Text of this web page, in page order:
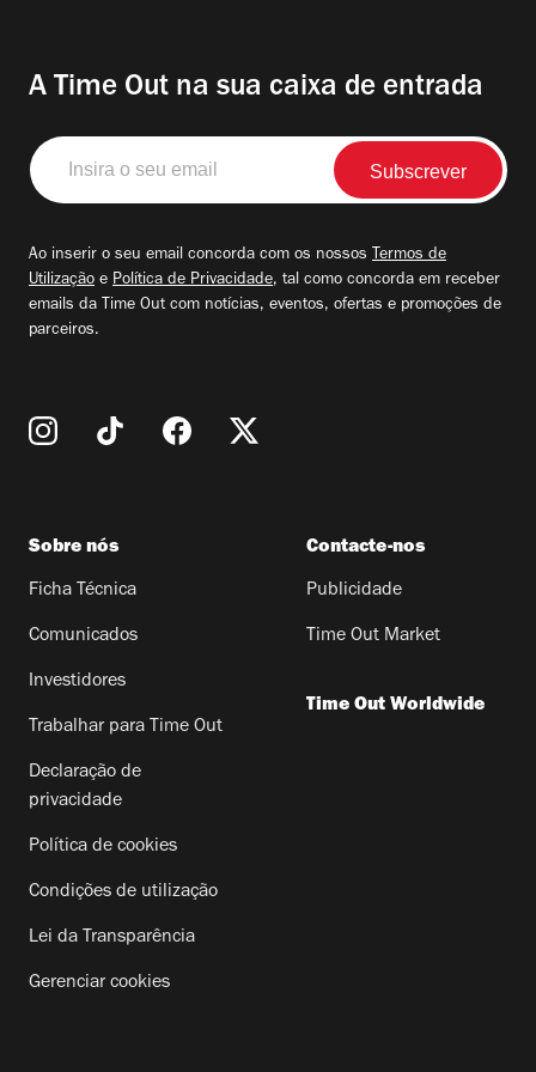
A Time Out na sua caixa de entrada
Insira
o
seu
Ao inserir o seu email concorda com os nossos Termos de
Utilização e Política de Privacidade, tal como concorda em receber
emails da Time Out com notícias, eventos, ofertas e promoções de
parceiros.
Sobre nós
Ficha Técnica
Comunicados
Investidores
Trabalhar para Time Out
Declaração de
privacidade
Política de cookies
Condições de utilização
Lei da Transparência
Gerenciar cookies
Contacte-nos
Publicidade
Time Out Market
Time Out Worldwide